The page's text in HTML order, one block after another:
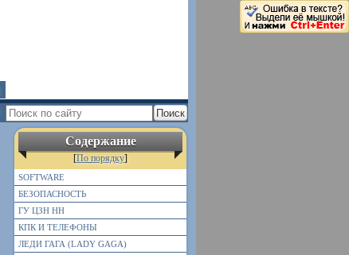
Содержание
[По порядку]
SOFTWARE
БЕЗОПАСНОСТЬ
ГУ ЦЗН НН
КПК И ТЕЛЕФОНЫ
ЛЕДИ ГАГА (LADY GAGA)